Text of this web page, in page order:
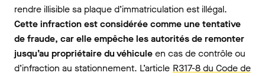
rendre illisible sa plaque d’immatriculation est illégal.
Cette infraction est considérée comme une tentative
de fraude, car elle empêche les autorités de remonter
jusqu’au propriétaire du véhiculeen cas de contrôle ou
d’infraction au stationnement. L’article R317-8 du Code de